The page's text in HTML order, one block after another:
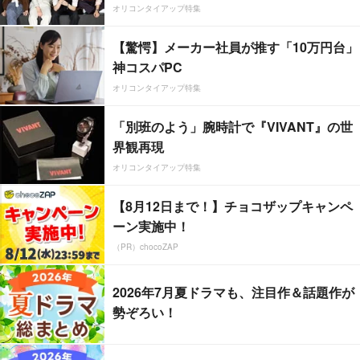
オリコンタイアップ特集
【驚愕】メーカー社員が推す「10万円台」
神コスパPC
オリコンタイアップ特集
「別班のよう」腕時計で『VIVANT』の世
界観再現
オリコンタイアップ特集
【8月12日まで！】チョコザップキャンペ
ーン実施中！
（PR）chocoZAP
2026年7月夏ドラマも、注目作＆話題作が
勢ぞろい！